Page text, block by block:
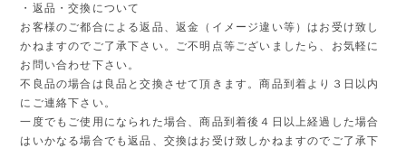
・返品・交換について
お客様のご都合による返品、返金（イメージ違い等）はお受け致し
かねますのでご了承下さい。ご不明点等ございましたら、お気軽に
お問い合わせ下さい。
不良品の場合は良品と交換させて頂きます。商品到着より３日以内
にご連絡下さい。
一度でもご使用になられた場合、商品到着後４日以上経過した場合
はいかなる場合でも返品、交換はお受け致しかねますのでご了承下